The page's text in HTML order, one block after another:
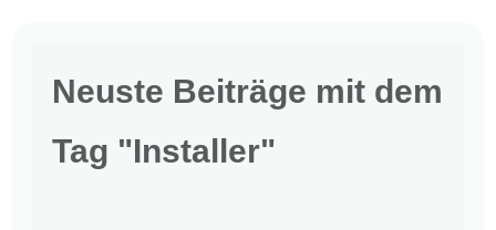
Neuste Beiträge mit dem
Tag "Installer"